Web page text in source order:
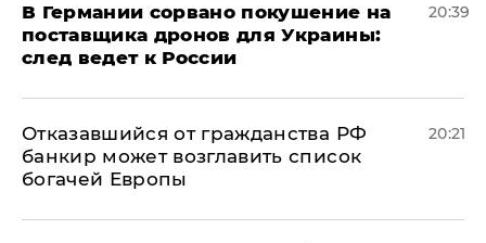
​В Германии сорвано покушение на
поставщика дронов для Украины:
след ведет к России
20:39
Отказавшийся от гражданства РФ
банкир может возглавить список
богачей Европы
20:21